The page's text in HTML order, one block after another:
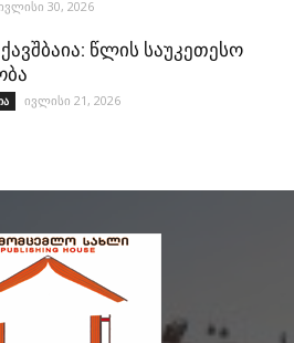
30, 2026
წლის საუკეთესო
ივლისი 21, 2026